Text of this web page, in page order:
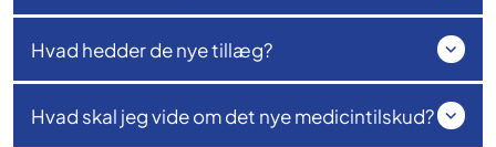
Hvad hedder de nye tillæg?
Hvad skal jeg vide om det nye medicintilskud?